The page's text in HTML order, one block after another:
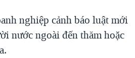
nghiệp cảnh báo luật mới
nước ngoài đến thăm hoặc